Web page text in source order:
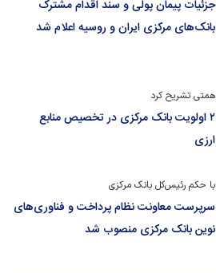
جزئیات پیمان پولی و سند اقدام مشترک
بانک‌های مرکزی ایران و روسیه اعلام شد
همتی تشریح کرد
۲ اولویت بانک مرکزی در تخصیص منابع
ارزی
با حکم رئیس‌کل بانک مرکزی
سرپرست معاونت نظام پرداخت و فناوری‌های
نوین بانک مرکزی منصوب شد